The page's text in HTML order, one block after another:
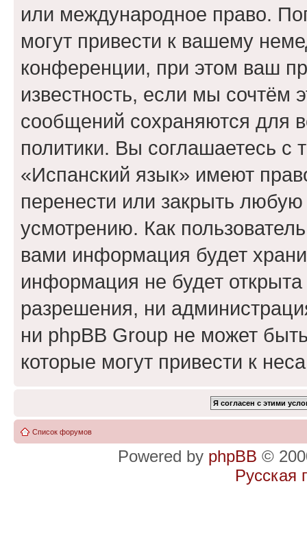
или международное право.
могут привести к вашему
конференции, при этом ваш
известность, если мы сочтём
сообщений сохраняются для
политики. Вы соглашаетесь
«Испанский язык» имеют
перенести или закрыть
усмотрению. Как
вами информация будет
информация не будет
разрешения, ни
ни phpBB Group не может
которые могут привести к
Список форумов
Powered by phpBB ©
Русская